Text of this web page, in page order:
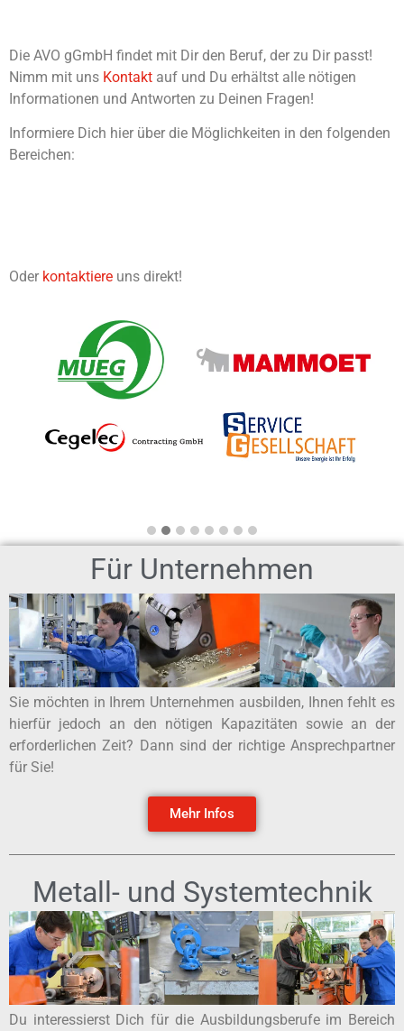
Die AVO gGmbH findet mit Dir den Beruf, der zu Dir passt!
Nimm mit uns Kontakt auf und Du erhältst alle nötigen
Informationen und Antworten zu Deinen Fragen!
Informiere Dich hier über die Möglichkeiten in den folgenden
Bereichen:
Oder kontaktiere uns direkt!
Für Unternehmen
Sie möchten in Ihrem Unternehmen ausbilden, Ihnen fehlt es
hierfür jedoch an den nötigen Kapazitäten sowie an der
erforderlichen Zeit? Dann sind der richtige Ansprechpartner
für Sie!
Mehr Infos
Metall- und Systemtechnik
Du interessierst Dich für die Ausbildungsberufe im Bereich